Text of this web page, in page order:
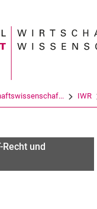
Suchbegriff
IWR
und